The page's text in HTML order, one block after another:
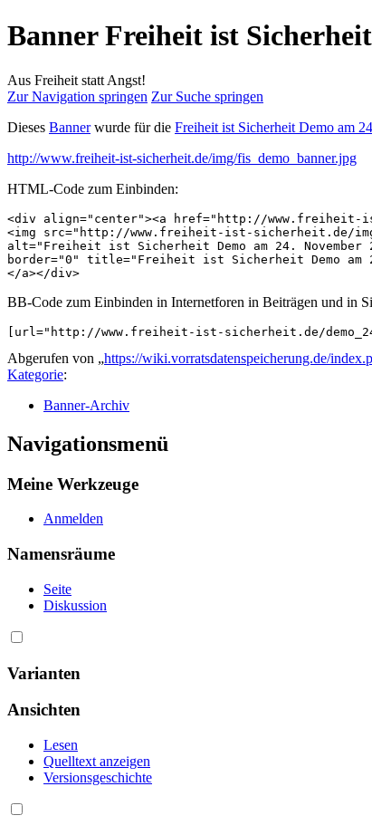
Banner Freiheit ist
Aus Freiheit statt Angst!
Zur Navigation springen Zur Suche springen
Dieses Bannerwurde für die Freiheit ist Sicherheit Demo am
http://www.freiheit-ist-sicherheit.de/img/fis_demo_banner.jpg
HTML-Code zum Einbinden:
<div align="center"><a href="http://www.freiheit-
<img src="http://www.freiheit-ist-sicherheit.de/
alt="Freiheit ist Sicherheit Demo am 24. November
border="0" title="Freiheit ist Sicherheit Demo am
</a></div>
BB-Code zum Einbinden in Internetforen in Beiträgen und in
[url="http://www.freiheit-ist-sicherheit.de/
Abgerufen von „https://wiki.vorratsdatenspeicherung.de/
Kategorie:
Banner-Archiv
Navigationsmenü
Meine Werkzeuge
Anmelden
Namensräume
Seite
Diskussion
Varianten
Ansichten
Lesen
Quelltext anzeigen
Versionsgeschichte